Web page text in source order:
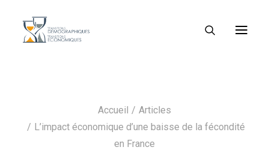
Accueil
Articles
L’impact économique d’une baisse de la fécondité
en France